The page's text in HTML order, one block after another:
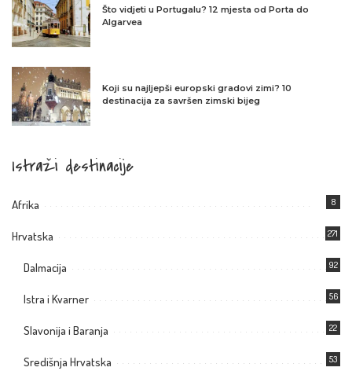
Što vidjeti u Portugalu? 12 mjesta od Porta do
Algarvea
Koji su najljepši europski gradovi zimi? 10
destinacija za savršen zimski bijeg
Istraži destinacije
Afrika 8
Hrvatska 271
Dalmacija 92
Istra i Kvarner 56
Slavonija i Baranja 22
Središnja Hrvatska 53